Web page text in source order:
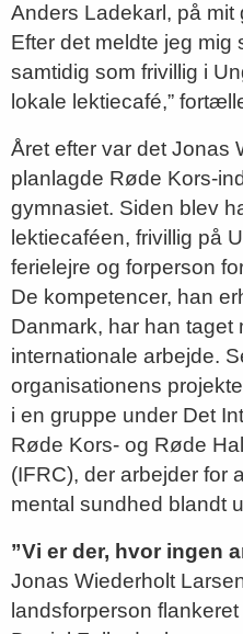
Anders Ladekarl, på mit
Efter det meldte jeg mig
samtidig som frivillig i
lokale lektiecafé,”
Året efter var det Jonas
planlagde Røde Kors-
gymnasiet. Siden blev
lektiecaféen, frivillig på
ferielejre og forperson
De kompetencer, han
Danmark, har han taget
internationale arbejde.
organisationens
i en gruppe under Det
Røde Kors- og Røde
(IFRC), der arbejder for
mental sundhed blandt
”Vi er der, hvor ingen
Jonas Wiederholt
landsforperson